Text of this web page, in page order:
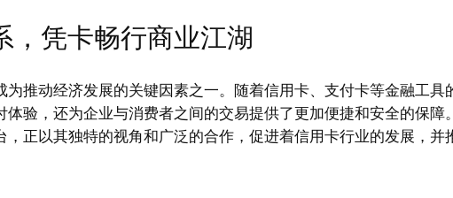
，凭卡畅行商业江湖
推动经济发展的关键因素之一。随着信用卡、支付卡等金融工具
验，还为企业与消费者之间的交易提供了更加便捷和安全的保障。
正以其独特的视角和广泛的合作，促进着信用卡行业的发展，并